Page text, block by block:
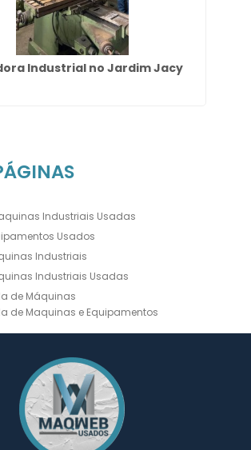
Industrial no Jardim Jacy
Industriais Usadas
Usados
Industriais
Industriais Usadas
de Máquinas
de Maquinas e Equipamentos
de Máquinas Operatrizes
Dobradeira CNC Usada
Hidráulica Usada
Dobradeira Hidráulica
Usada
Dobradeira Industrial